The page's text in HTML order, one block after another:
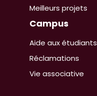
Meilleurs projets
Campus
Aide aux étudiants
Réclamations
Vie associative